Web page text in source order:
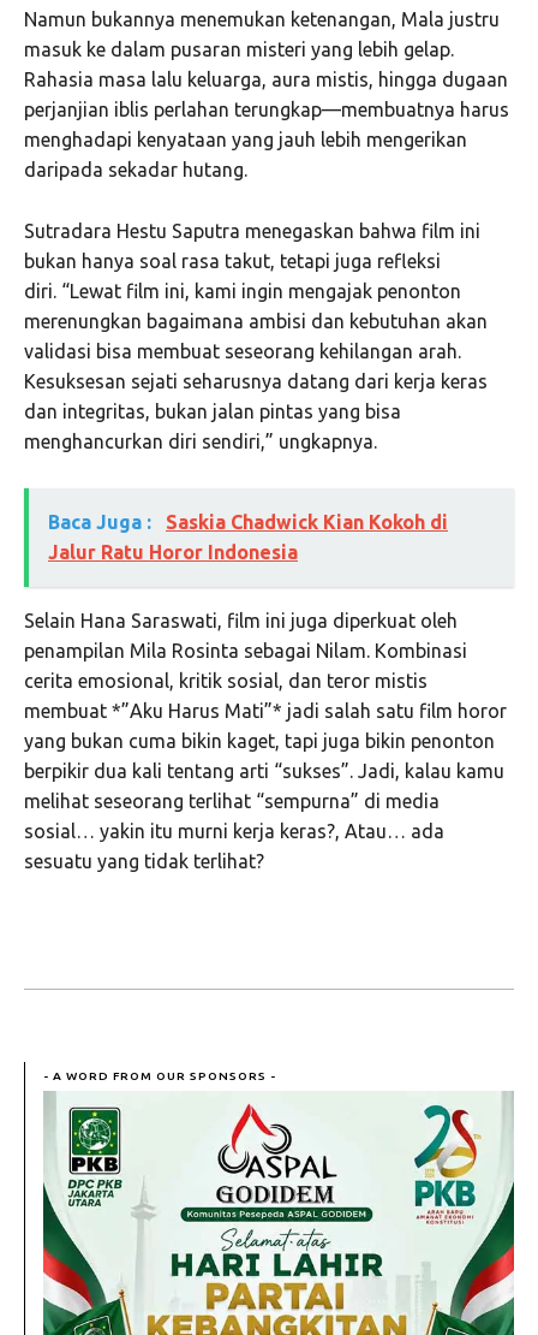
Namun bukannya menemukan ketenangan, Mala justru
masuk ke dalam pusaran misteri yang lebih gelap.
Rahasia masa lalu keluarga, aura mistis, hingga dugaan
perjanjian iblis perlahan terungkap—membuatnya harus
menghadapi kenyataan yang jauh lebih mengerikan
daripada sekadar hutang.
Sutradara Hestu Saputra menegaskan bahwa film ini
bukan hanya soal rasa takut, tetapi juga refleksi
diri. “Lewat film ini, kami ingin mengajak penonton
merenungkan bagaimana ambisi dan kebutuhan akan
validasi bisa membuat seseorang kehilangan arah.
Kesuksesan sejati seharusnya datang dari kerja keras
dan integritas, bukan jalan pintas yang bisa
menghancurkan diri sendiri,” ungkapnya.
Baca Juga :
Saskia Chadwick Kian Kokoh di
Jalur Ratu Horor Indonesia
Selain Hana Saraswati, film ini juga diperkuat oleh
penampilan Mila Rosinta sebagai Nilam. Kombinasi
cerita emosional, kritik sosial, dan teror mistis
membuat *”Aku Harus Mati”* jadi salah satu film horor
yang bukan cuma bikin kaget, tapi juga bikin penonton
berpikir dua kali tentang arti “sukses”. Jadi, kalau kamu
melihat seseorang terlihat “sempurna” di media
sosial… yakin itu murni kerja keras?, Atau… ada
sesuatu yang tidak terlihat?
- A WORD FROM OUR SPONSORS -